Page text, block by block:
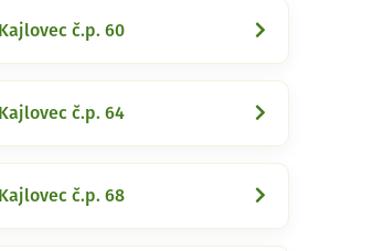
Kajlovec č.p. 60
Kajlovec č.p. 64
Kajlovec č.p. 68